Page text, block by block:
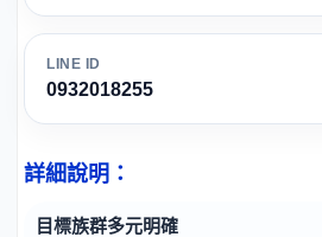
LINE ID
0932018255
詳細說明：
目標族群多元明確